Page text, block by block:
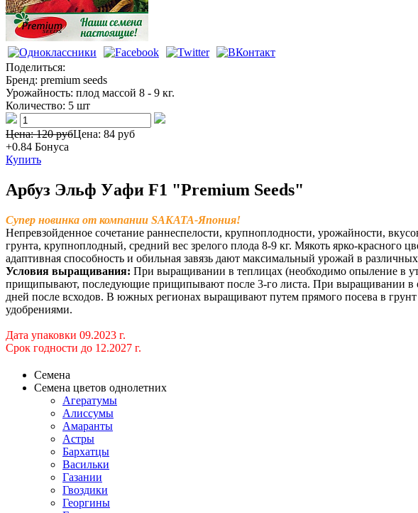
Поделиться:
Бренд: premium seeds
Урожайность: плод массой 8 - 9 кг.
Количество: 5 шт
Цена: 120 рубЦена: 84 руб
+0.84 Бонуса
Купить
Арбуз Эльф Уафи F1 "Premium Seeds"
Супер новинка от компании SAKATA-Япония!
Непревзойденное сочетание раннеспелости, крупноплодности, урожайности,
грунта, крупноплодный, средний вес зрелого плода 8-9 кг. Мякоть ярко-красного
адаптивная способность и обильная завязь дают максимальный урожай в
Условия выращивания: При выращивании в теплицах (необходимо опыление в
прищипывают, последующие прищипывают после 3-го листа. При выращивании в
дней после всходов. В южных регионах выращивают путем прямого посева в
удобрениями.
Дата упаковки 09.2023 г.
Срок годности до 12.2027 г.
Семена
Семена цветов однолетних
Агератумы
Алиссумы
Амаранты
Астры
Бархатцы
Васильки
Газании
Гвоздики
Георгины